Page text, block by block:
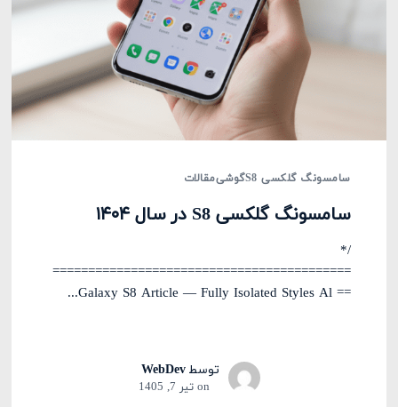
سامسونگ گلکسی S8 گوشیمقالات
سامسونگ گلکسی S8 در سال ۱۴۰۴
/*
==========================================
== Galaxy S8 Article — Fully Isolated Styles Al...
توسطWebDev
on تیر 7, 1405